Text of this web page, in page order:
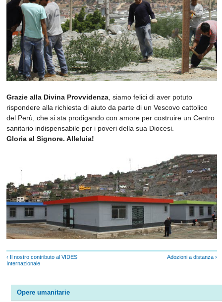
Grazie alla Divina Provvidenza, siamo felici di aver potuto
rispondere alla richiesta di aiuto da parte di un Vescovo cattolico
del Perù, che si sta prodigando con amore per costruire un Centro
sanitario indispensabile per i poveri della sua Diocesi.
Gloria al Signore. Alleluia!
‹ Il nostro contributo al VIDES
Internazionale
Adozioni a distanza ›
Opere umanitarie